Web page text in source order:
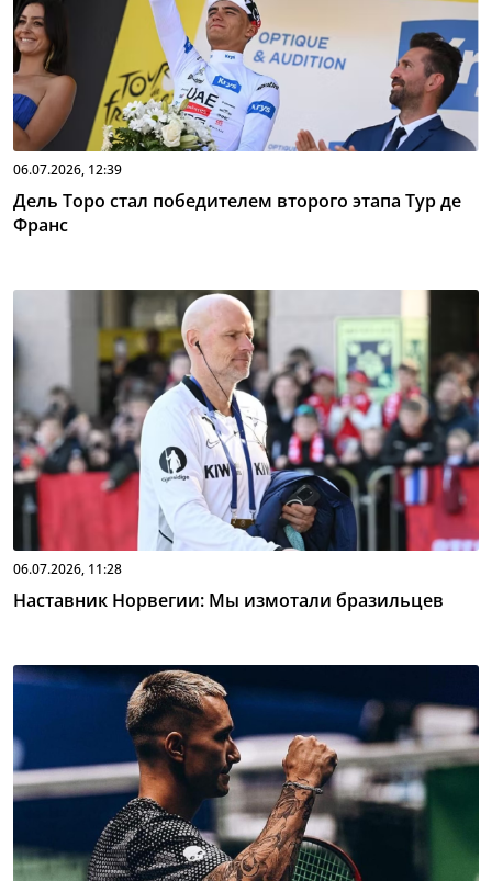
06.07.2026, 12:39
Дель Торо стал победителем второго этапа Тур де
Франс
06.07.2026, 11:28
Наставник Норвегии: Мы измотали бразильцев